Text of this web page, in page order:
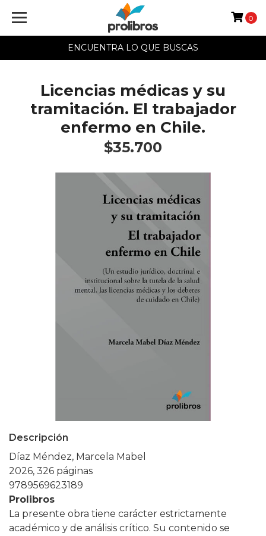
ENCUENTRA LO QUE BUSCAS
0
Licencias médicas y su
tramitación. El trabajador
enfermo en Chile.
$35.700
Descripción
Díaz Méndez, Marcela Mabel
2026, 326 páginas
9789569623189
Prolibros
La presente obra tiene carácter estrictamente
académico y de análisis crítico. Su contenido se